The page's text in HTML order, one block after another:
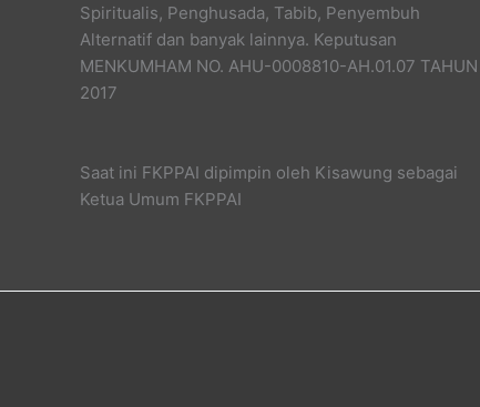
Spiritualis, Penghusada, Tabib, Penyembuh
Alternatif dan banyak lainnya. Keputusan
MENKUMHAM NO. AHU-0008810-AH.01.07 TAHUN
2017
Saat ini FKPPAI dipimpin oleh Kisawung sebagai
Ketua Umum FKPPAI